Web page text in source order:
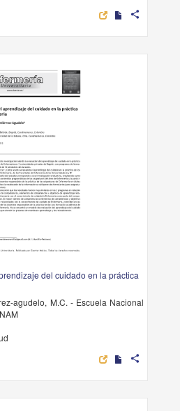
share
del cuidado en la práctica
agudelo, M.C. - Escuela Nacional
share